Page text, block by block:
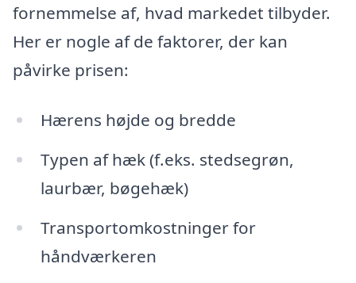
fornemmelse af, hvad markedet tilbyder.
Her er nogle af de faktorer, der kan
påvirke prisen:
Hærens højde og bredde
Typen af hæk (f.eks. stedsegrøn,
laurbær, bøgehæk)
Transportomkostninger for
håndværkeren